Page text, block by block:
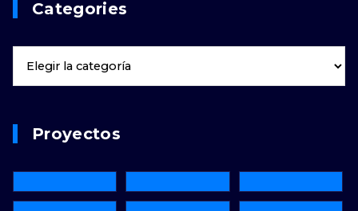
Categories
Proyectos